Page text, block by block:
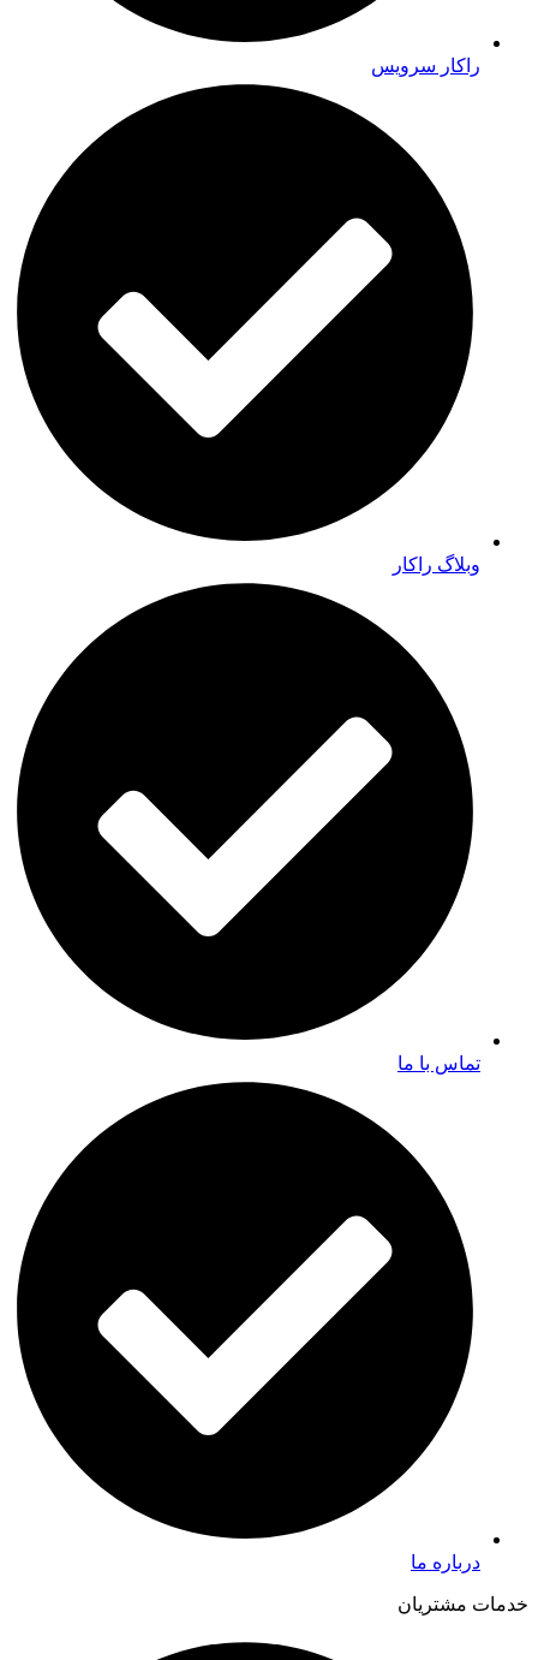
راکار سرویس
وبلاگ راکار
تماس با ما
درباره ما
خدمات مشتریان